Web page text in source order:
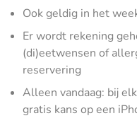
Ook geldig in het
Er wordt rekening
(di)eetwensen of
reservering
Alleen vandaag: bij
gratis kans op een